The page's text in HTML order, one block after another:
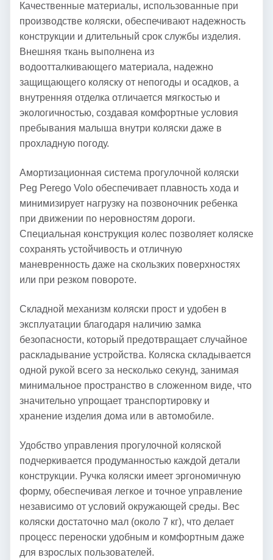
Качественные материалы, использованные при
производстве коляски, обеспечивают надежность
конструкции и длительный срок службы изделия.
Внешняя ткань выполнена из
водоотталкивающего материала, надежно
защищающего коляску от непогоды и осадков, а
внутренняя отделка отличается мягкостью и
экологичностью, создавая комфортные условия
пребывания малыша внутри коляски даже в
прохладную погоду.
Амортизационная система прогулочной коляски
Peg Perego Volo обеспечивает плавность хода и
минимизирует нагрузку на позвоночник ребенка
при движении по неровностям дороги.
Специальная конструкция колес позволяет коляске
сохранять устойчивость и отличную
маневренность даже на скользких поверхностях
или при резком повороте.
Складной механизм коляски прост и удобен в
эксплуатации благодаря наличию замка
безопасности, который предотвращает случайное
раскладывание устройства. Коляска складывается
одной рукой всего за несколько секунд, занимая
минимальное пространство в сложенном виде, что
значительно упрощает транспортировку и
хранение изделия дома или в автомобиле.
Удобство управления прогулочной коляской
подчеркивается продуманностью каждой детали
конструкции. Ручка коляски имеет эргономичную
форму, обеспечивая легкое и точное управление
независимо от условий окружающей среды. Вес
коляски достаточно мал (около 7 кг), что делает
процесс переноски удобным и комфортным даже
для взрослых пользователей.